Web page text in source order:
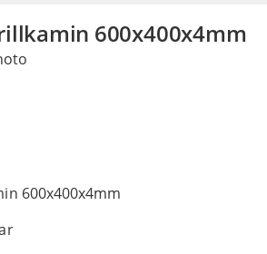
600x400x4mm
600x400x4mm